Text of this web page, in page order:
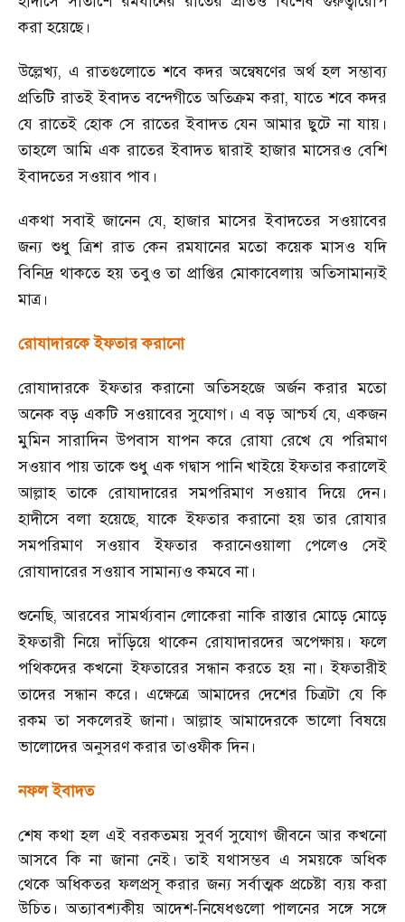
করা হয়েছে।
উল্লেখ্য, এ রাতগুলোতে শবে কদর অন্বেষণের অর্থ হল সম্ভাব্য
প্রতিটি রাতই ইবাদত বন্দেগীতে অতিক্রম করা,যাতে শবে কদর
যে রাতেই হোক সে রাতের ইবাদত যেন আমার ছুটে না যায়।
তাহলে আমি এক রাতের ইবাদত দ্বারাই হাজার মাসেরও বেশি
ইবাদতের সওয়াব পাব।
একথা সবাই জানেন যে,হাজার মাসের ইবাদতের সওয়াবের
জন্য শুধু ত্রিশ রাত কেন রমযানের মতো কয়েক মাসও যদি
বিনিদ্র থাকতে হয় তবুও তা প্রাপ্তির মোকাবেলায় অতিসামান্যই
মাত্র।
রোযাদারকে ইফতার করানো
রোযাদারকে ইফতার করানো অতিসহজে অর্জন করার মতো
অনেক বড় একটি সওয়াবের সুযোগ। এ বড় আশ্চর্য যে,একজন
মুমিন সারাদিন উপবাস যাপন করে রোযা রেখে যে পরিমাণ
সওয়াব পায় তাকে শুধু এক গদ্বাস পানি খাইয়ে ইফতার করালেই
আল্লাহ তাকে রোযাদারের সমপরিমাণ সওয়াব দিয়ে দেন।
হাদীসে বলা হয়েছে,যাকে ইফতার করানো হয় তার রোযার
সমপরিমাণ সওয়াব ইফতার করানেওয়ালা পেলেও সেই
রোযাদারের সওয়াব সামান্যও কমবে না।
শুনেছি,আরবের সামর্থ্যবান লোকেরা নাকি রাস্তার মোড়ে মোড়ে
ইফতারী নিয়ে দাঁড়িয়ে থাকেন রোযাদারদের অপেক্ষায়। ফলে
পথিকদের কখনো ইফতারের সন্ধান করতে হয় না। ইফতারীই
তাদের সন্ধান করে। এক্ষেত্রে আমাদের দেশের চিত্রটা যে কি
রকম তা সকলেরই জানা। আল্লাহ আমাদেরকে ভালো বিষয়ে
ভালোদের অনুসরণ করার তাওফীক দিন।
নফল ইবাদত
শেষ কথা হল এই বরকতময় সুবর্ণ সুযোগ জীবনে আর কখনো
আসবে কি না জানা নেই। তাই যথাসম্ভব এ সময়কে অধিক
থেকে অধিকতর ফলপ্রসূ করার জন্য সর্বাত্মক প্রচেষ্টা ব্যয় করা
উচিত। অত্যাবশ্যকীয় আদেশ-নিষেধগুলো পালনের সঙ্গে সঙ্গে